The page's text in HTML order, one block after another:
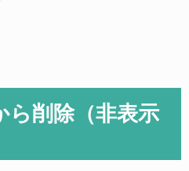
ら削除（非表示